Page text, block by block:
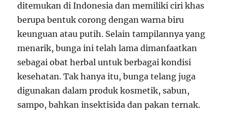
ditemukan di Indonesia dan memiliki ciri khas
berupa bentuk corong dengan warna biru
keunguan atau putih. Selain tampilannya yang
menarik, bunga ini telah lama dimanfaatkan
sebagai obat herbal untuk berbagai kondisi
kesehatan. Tak hanya itu, bunga telang juga
digunakan dalam produk kosmetik, sabun,
sampo, bahkan insektisida dan pakan ternak.